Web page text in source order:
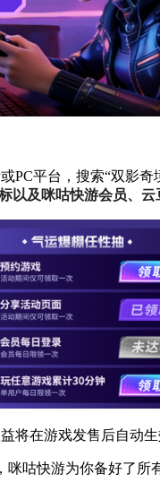
平台，搜索“双影
以及咪咕快游会员、云
在游戏发售后自动生
咕快游为你备好了所